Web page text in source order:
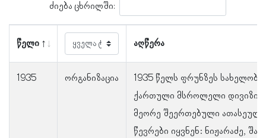
ძიება ცხრილში:
წელი აღწერა
1935 ორგანიზაცია
1935 წელს ფრუნზეს
ქართული მსროლელი
მეორე შეერთებული
წევრები იყვნენ: ნიჟარაძე,